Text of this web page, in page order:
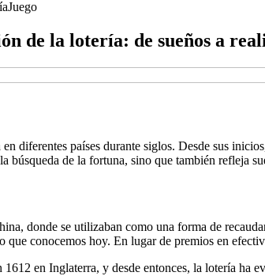
Juego
de la lotería: de sueños a
diferentes países durante siglos. Desde sus
búsqueda de la fortuna, sino que también refleja
donde se utilizaban como una forma de
que conocemos hoy. En lugar de premios en
en Inglaterra, y desde entonces, la lotería